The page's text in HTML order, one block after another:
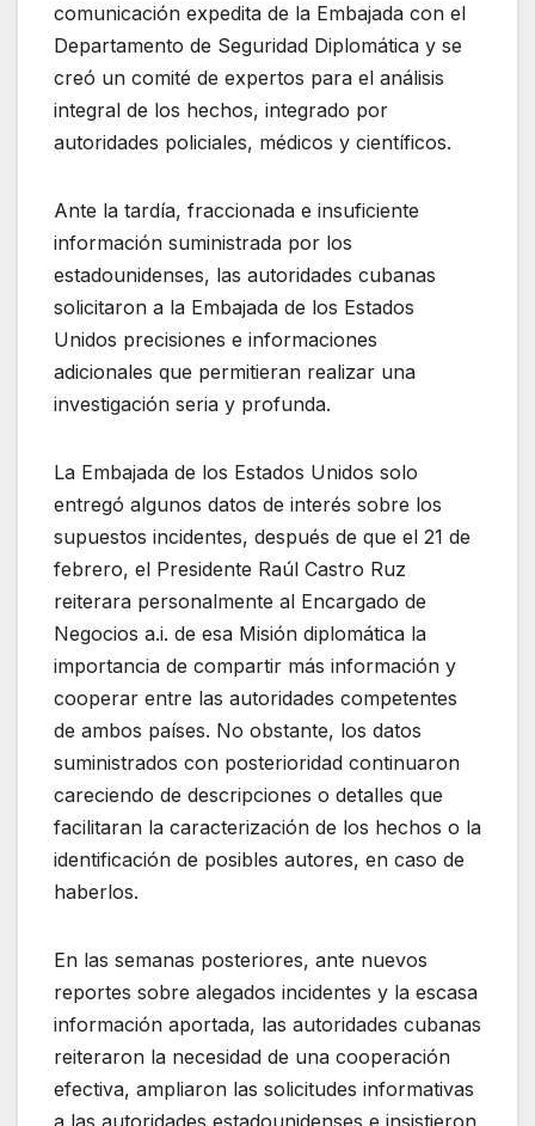
comunicación expedita de la Embajada con el
Departamento de Seguridad Diplomática y se
creó un comité de expertos para el análisis
integral de los hechos, integrado por
autoridades policiales, médicos y científicos.
Ante la tardía, fraccionada e insuficiente
información suministrada por los
estadounidenses, las autoridades cubanas
solicitaron a la Embajada de los Estados
Unidos precisiones e informaciones
adicionales que permitieran realizar una
investigación seria y profunda.
La Embajada de los Estados Unidos solo
entregó algunos datos de interés sobre los
supuestos incidentes, después de que el 21 de
febrero, el Presidente Raúl Castro Ruz
reiterara personalmente al Encargado de
Negocios a.i. de esa Misión diplomática la
importancia de compartir más información y
cooperar entre las autoridades competentes
de ambos países. No obstante, los datos
suministrados con posterioridad continuaron
careciendo de descripciones o detalles que
facilitaran la caracterización de los hechos o la
identificación de posibles autores, en caso de
haberlos.
En las semanas posteriores, ante nuevos
reportes sobre alegados incidentes y la escasa
información aportada, las autoridades cubanas
reiteraron la necesidad de una cooperación
efectiva, ampliaron las solicitudes informativas